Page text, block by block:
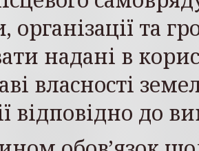
організації та
надані в
власності
відповідно до